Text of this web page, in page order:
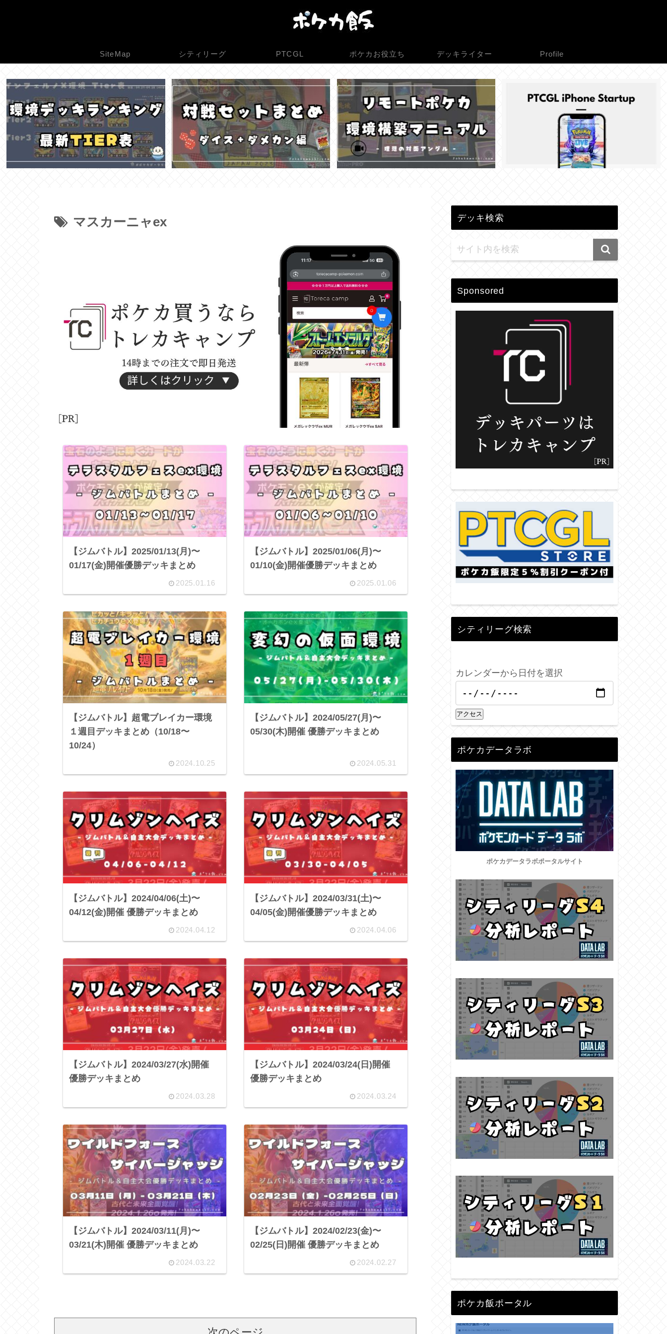
SiteMap シティリーグ PTCGL ポケカお役立ち デッキライター Profile
マスカーニャex
【ジムバトル】2025/01/13(月)〜
01/17(金)開催優勝デッキまとめ
2025.01.16
【ジムバトル】2025/01/06(月)〜
01/10(金)開催優勝デッキまとめ
2025.01.06
【ジムバトル】超電ブレイカー環境
１週目デッキまとめ（10/18〜
10/24）
2024.10.25
【ジムバトル】2024/05/27(月)〜
05/30(木)開催 優勝デッキまとめ
2024.05.31
【ジムバトル】2024/04/06(土)〜
04/12(金)開催 優勝デッキまとめ
2024.04.12
【ジムバトル】2024/03/31(土)〜
04/05(金)開催優勝デッキまとめ
2024.04.06
【ジムバトル】2024/03/27(水)開催
優勝デッキまとめ
2024.03.28
【ジムバトル】2024/03/24(日)開催
優勝デッキまとめ
2024.03.24
【ジムバトル】2024/03/11(月)〜
03/21(木)開催 優勝デッキまとめ
2024.03.22
【ジムバトル】2024/02/23(金)〜
02/25(日)開催 優勝デッキまとめ
2024.02.27
デッキ検索
Sponsored
シティリーグ検索
カレンダーから日付を選択
アクセス
ポケカデータラボ
ポケカデータラボポータルサイト
ポケカ飯ポータル